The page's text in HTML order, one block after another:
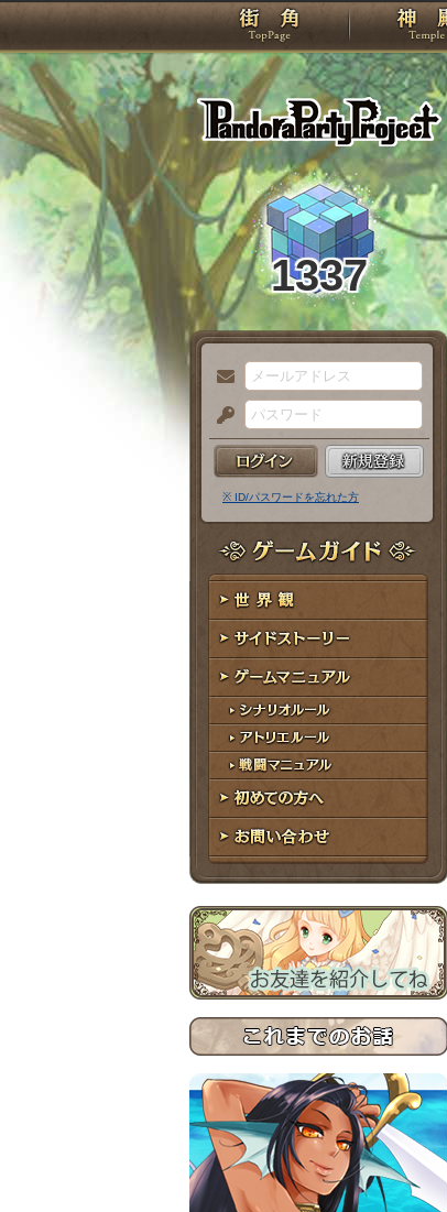
TOP
1337
メ
ー
ル
ア
ド
レ
ス
パ
ス
ー
ド
※ ID/パスワードを忘れた方
ゲームガイド
世界観
サイドストーリー
ゲームマニュアル
シナリオルール
アトリエルール
戦闘マニュアル
初めての方へ
お問い合わせ